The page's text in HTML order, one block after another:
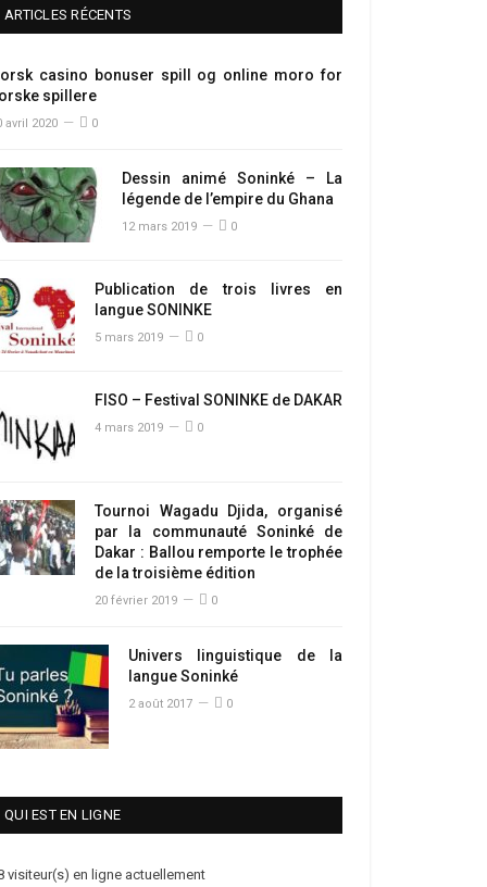
ARTICLES RÉCENTS
casino bonuser spill og online moro for
spillere
avril 2020 0
Dessin animé Soninké – La
légende de l’empire du Ghana
12 mars 2019 0
Publication de trois livres en
langue SONINKE
5 mars 2019 0
FISO – Festival SONINKE de DAKAR
4 mars 2019 0
Tournoi Wagadu Djida, organisé
par la communauté Soninké de
Dakar : Ballou remporte le trophée
de la troisième édition
20 février 2019 0
Univers linguistique de la
langue Soninké
2 août 2017 0
QUI EST EN LIGNE
visiteur(s) en ligne actuellement